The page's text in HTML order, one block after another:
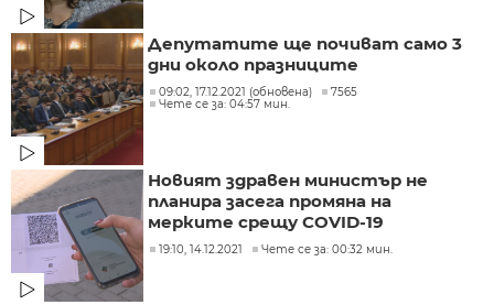
Депутатите ще почиват само 3
дни около празниците
09:02, 17.12.2021 (обновена)
7565
Чете се за: 04:57 мин.
Новият здравен министър не
планира засега промяна на
мерките срещу COVID-19
19:10, 14.12.2021 Чете се за: 00:32 мин.